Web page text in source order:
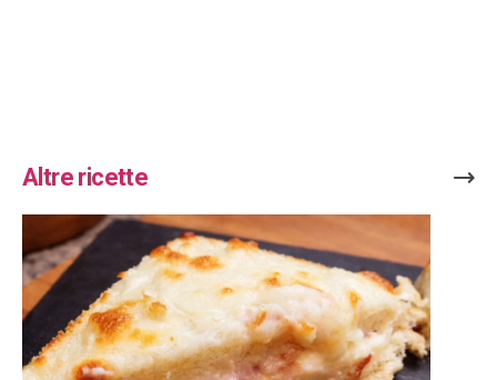
Altre ricette